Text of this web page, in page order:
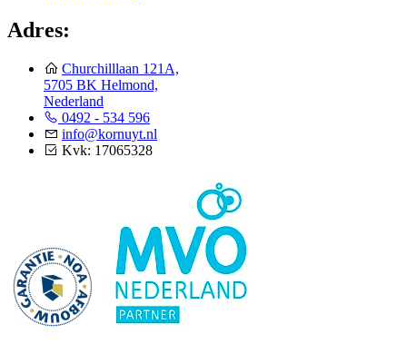
Adres:
Churchilllaan 121A,
5705 BK Helmond,
Nederland
0492 - 534 596
info@kornuyt.nl
Kvk: 17065328